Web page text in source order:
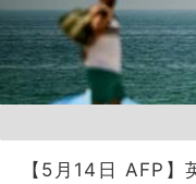
【5月14日 AFP】